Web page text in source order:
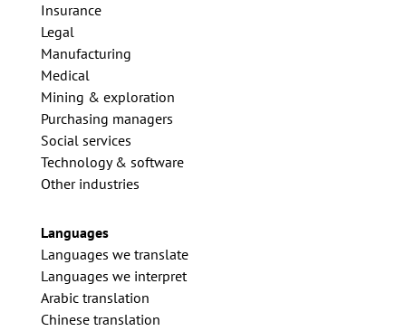
Insurance
Legal
Manufacturing
Medical
Mining & exploration
Purchasing managers
Social services
Technology & software
Other industries
Languages
Languages we translate
Languages we interpret
Arabic translation
Chinese translation